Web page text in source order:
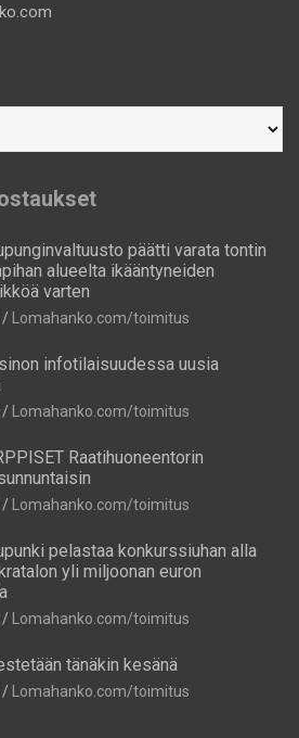
päätti varata tontin
alueelta ikääntyneiden
varten
Lomahanko.com/toimitus
infotilaisuudessa uusia
Lomahanko.com/toimitus
Raatihuoneentorin
Lomahanko.com/toimitus
pelastaa konkurssiuhan alla
yli miljoonan euron
Lomahanko.com/toimitus
tänäkin kesänä
Lomahanko.com/toimitus